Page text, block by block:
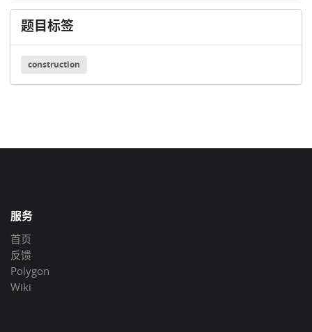
题目标签
construction
服务
首页
反馈
Polygon
Wiki